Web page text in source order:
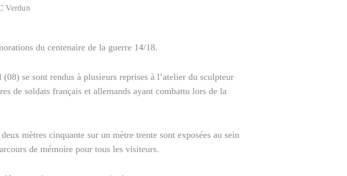
Verdun
du centenaire de la guerre 14/18.
se sont rendus à plusieurs reprises à l’atelier du sculpteur
de soldats français et allemands ayant combattu lors de la
mètres cinquante sur un mètre trente sont exposées au sein
de mémoire pour tous les visiteurs.